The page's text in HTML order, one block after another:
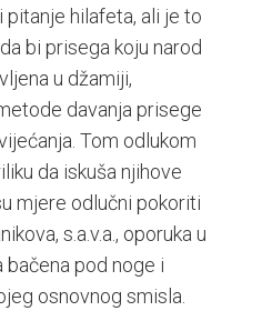
hilafeta, ali je to
bi prisega koju narod
u džamiji,
davanja prisege
Tom odlukom
da iskuša njihove
mjere odlučni pokoriti
s.a.v.a., oporuka u
pod noge i
osnovnog smisla.